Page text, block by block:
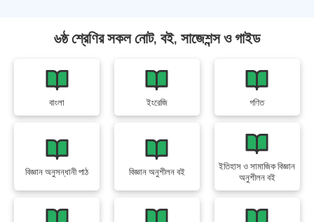
৬ষ্ঠ শ্রেণির সকল নোট, বই, সাজেশন্স ও গাইড
বাংলা ইংরেজি গণিত
বিজ্ঞান অনুসন্ধানী পাঠ বিজ্ঞান অনুশীলন বই
ইতিহাস ও সামাজিক বিজ্ঞান
অনুশীলন বই